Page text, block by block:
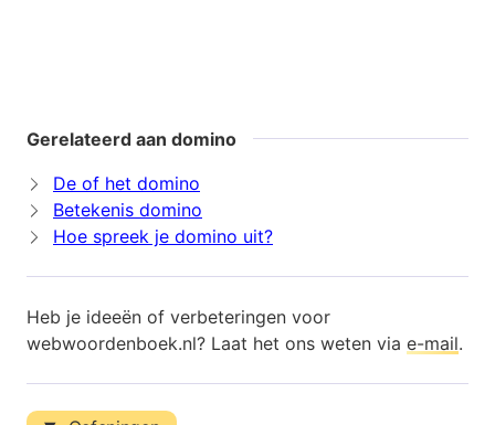
Gerelateerd aan domino
De of het domino
Betekenis domino
Hoe spreek je domino uit?
Heb je ideeën of verbeteringen voor
webwoordenboek.nl? Laat het ons weten via e-mail.